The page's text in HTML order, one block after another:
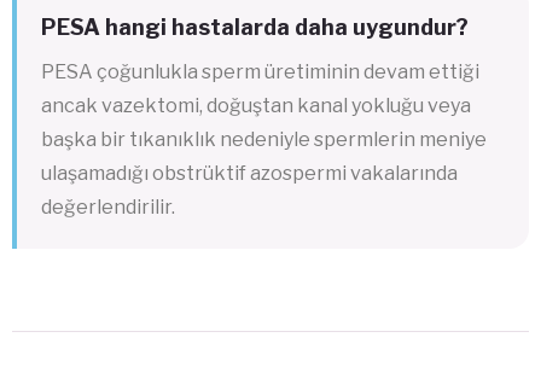
PESA hangi hastalarda daha uygundur?
PESA çoğunlukla sperm üretiminin devam ettiği
ancak vazektomi, doğuştan kanal yokluğu veya
başka bir tıkanıklık nedeniyle spermlerin meniye
ulaşamadığı obstrüktif azospermi vakalarında
değerlendirilir.